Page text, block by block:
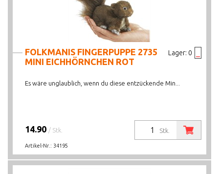
Lager: 0
FOLKMANIS FINGERPUPPE 2735
MINI EICHHÖRNCHEN ROT
Es wäre unglaublich, wenn du diese entzückende Min...
Stk.
14.90 / Stk.
Artikel-Nr.: 34195